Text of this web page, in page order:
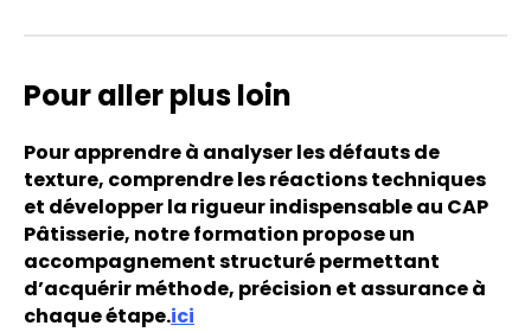
Pour aller plus loin
Pour apprendre à analyser les défauts de
texture, comprendre les réactions techniques
et développer la rigueur indispensable au CAP
Pâtisserie, notre formation propose un
accompagnement structuré permettant
d’acquérir méthode, précision et assurance à
chaque étape.ici